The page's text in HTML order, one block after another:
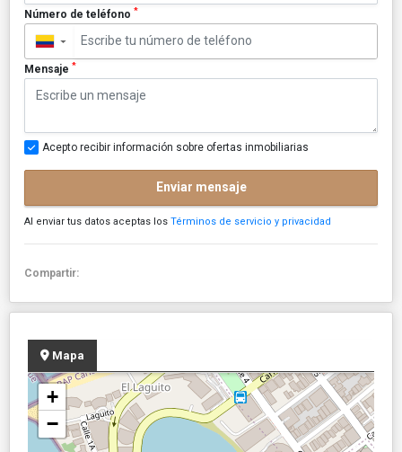
Número de teléfono *
▼
Mensaje *
Acepto recibir información sobre ofertas inmobiliarias
Enviar mensaje
Al enviar tus datos aceptas los Términos de servicio y privacidad
Compartir:
Mapa
+
−